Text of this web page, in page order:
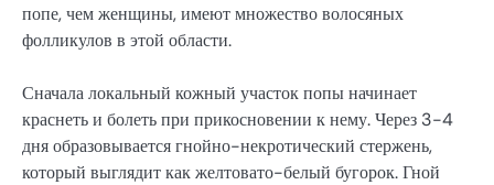
попе, чем женщины, имеют множество волосяных
фолликулов в этой области.
Сначала локальный кожный участок попы начинает
краснеть и болеть при прикосновении к нему. Через 3-4
дня образовывается гнойно-некротический стержень,
который выглядит как желтовато-белый бугорок. Гной